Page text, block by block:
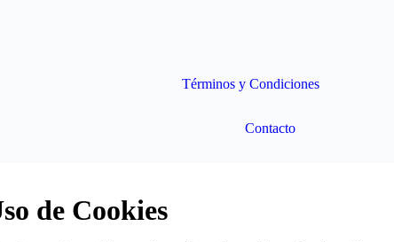
Términos y Condiciones
Contacto
de Cookies